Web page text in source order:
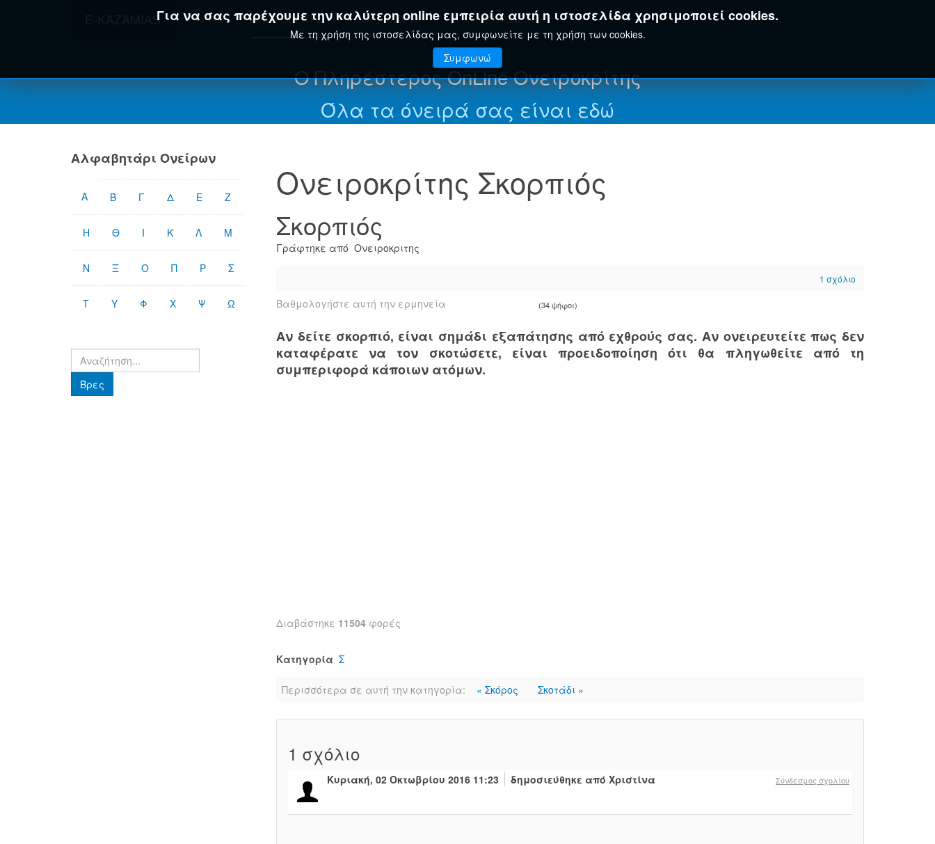
E-KAZAMIASΓια να σας παρέχουμε την καλύτερη online εμπειρία αυτή η ιστοσελίδα χρησιμοποιεί cookies.
Με τη χρήση της ιστοσελίδας μας, συμφωνείτε με τη χρήση των cookies.
Συμφωνώ
ΑΡΧΙΚΉ ΟΝΕΙΡΟΚΡΊΤΗΣ ΕΟΡΤΟΛΌΓΙΟ ΕΓΚΥΚΛΟΠΑΊΔΕΙΑ
Ο Πληρέστερος OnLine Ονειροκρίτης
Όλα τα όνειρά σας είναι εδώ
Ονειροκρίτης Σκορπιός
Σκορπιός
Γράφτηκε από Ονειροκριτης
1 σχόλιο
Βαθμολογήστε αυτή την ερμηνεία (34 ψήφοι)
Αν δείτε σκορπιό, είναι σημάδι εξαπάτησης από εχθρούς σας. Αν ονειρευτείτε πως δεν
καταφέρατε να τον σκοτώσετε, είναι προειδοποίηση ότι θα πληγωθείτε από τη
συμπεριφορά κάποιων ατόμων.
Διαβάστηκε 11504 φορές
Κατηγορία Σ
Περισσότερα σε αυτή την κατηγορία: « Σκόρος Σκοτάδι »
1 σχόλιο
Σύνδεσμος σχολίου
Κυριακή, 02 Οκτωβρίου 2016 11:23 δημοσιεύθηκε από Χριστίνα
Αλφαβητάρι Ονείρων
Α Β Γ Δ Ε Ζ
Η Θ Ι Κ Λ Μ
Ν Ξ Ο Π Ρ Σ
Τ Υ Φ Χ Ψ Ω
Βρες
Βρες